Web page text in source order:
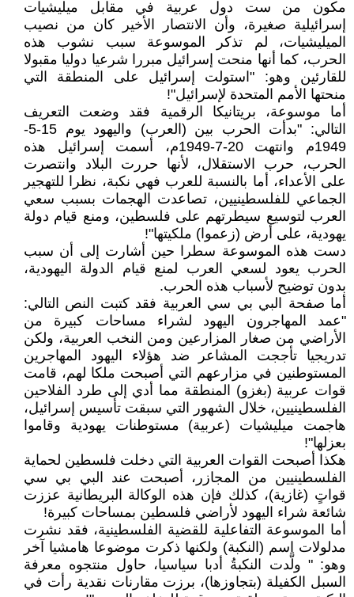
مكون من ست دول عربية في مقابل ميليشيات
إسرائيلية صغيرة، وأن الانتصار الأخير كان من نصيب
الميليشيات، لم تذكر الموسوعة سبب نشوب هذه
الحرب، كما أنها منحت إسرائيل مبررا شرعيا دوليا مقبولا
للقارئين وهو: "استولت إسرائيل على المنطقة التي
منحتها الأمم المتحدة لإسرائيل"!
أما موسوعة، بريتانيكا الرقمية فقد وضعت التعريف
التالي: "بدأت الحرب بين (العرب) واليهود يوم 15-5-
1949م وانتهت 20-7-1949م، أسمت إسرائيل هذه
الحرب، حرب الاستقلال، لأنها حررت البلاد وانتصرت
على الأعداء، أما بالنسبة للعرب فهي نكبة، نظرا للتهجير
الجماعي للفلسطينيين، تصاعدت الهجمات بسبب سعي
العرب لتوسيع سيطرتهم على فلسطين، ومنع قيام دولة
يهودية، على أرض (زعموا) ملكيتها"!
دست هذه الموسوعة سطرا حين أشارت إلى أن سبب
الحرب يعود لسعي العرب لمنع قيام الدولة اليهودية،
بدون توضيح لأسباب هذه الحرب.
أما صفحة البي بي سي العربية فقد كتبت النص التالي:
"عمد المهاجرون اليهود لشراء مساحات كبيرة من
الأراضي من صغار المزارعين ومن النخب العربية، ولكن
تدريجيا تأججت المشاعر ضد هؤلاء اليهود المهاجرين
المستوطنين في مزارعهم التي أصبحت ملكا لهم، قامت
قوات عربية (بغزو) المنطقة مما أدي إلى طرد الفلاحين
الفلسطينيين، خلال الشهور التي سبقت تأسيس إسرائيل،
هاجمت ميليشيات (عربية) مستوطنات يهودية وقاموا
بعزلها"!
هكذا أصبحت القوات العربية التي دخلت فلسطين لحماية
الفلسطينيين من المجازر، أصبحت عند البي بي سي
قواتٍ (غازية)، كذلك فإن هذه الوكالة البريطانية عززت
شائعة شراء اليهود لأراضي فلسطين بمساحات كبيرة!
أما الموسوعة التفاعلية للقضية الفلسطينية، فقد نشرت
مدلولات اسم (النكبة) ولكنها ذكرت موضوعا هامشيا آخر
وهو: " ولَّدت النكبةُ أدبا سياسيا، حاول منتجوه معرفة
السبل الكفيلة (بتجاوزها)، برزت مقارنات نقدية رأت في